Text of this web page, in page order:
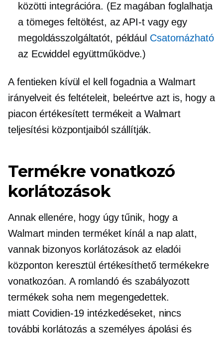
közötti integrációra. (Ez magában foglalhatja
a tömeges feltöltést, az API-t vagy egy
megoldásszolgáltatót, például Csatornázható
az Ecwiddel együttműködve.)
A fentieken kívül el kell fogadnia a Walmart
irányelveit és feltételeit, beleértve azt is, hogy a
piacon értékesített termékeit a Walmart
teljesítési központjaiból szállítják.
Termékre vonatkozó
korlátozások
Annak ellenére, hogy úgy tűnik, hogy a
Walmart minden terméket kínál a nap alatt,
vannak bizonyos korlátozások az eladói
központon keresztül értékesíthető termékekre
vonatkozóan. A romlandó és szabályozott
termékek soha nem megengedettek.
miatt Covidien-19 intézkedéseket, nincs
további korlátozás a személyes ápolási és